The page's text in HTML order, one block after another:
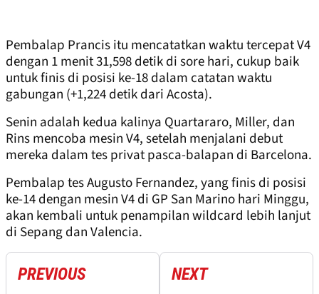
Pembalap Prancis itu mencatatkan waktu tercepat V4
dengan 1 menit 31,598 detik di sore hari, cukup baik
untuk finis di posisi ke-18 dalam catatan waktu
gabungan (+1,224 detik dari Acosta).
Senin adalah kedua kalinya Quartararo, Miller, dan
Rins mencoba mesin V4, setelah menjalani debut
mereka dalam tes privat pasca-balapan di Barcelona.
Pembalap tes Augusto Fernandez, yang finis di posisi
ke-14 dengan mesin V4 di GP San Marino hari Minggu,
akan kembali untuk penampilan wildcard lebih lanjut
di Sepang dan Valencia.
PREVIOUS NEXT